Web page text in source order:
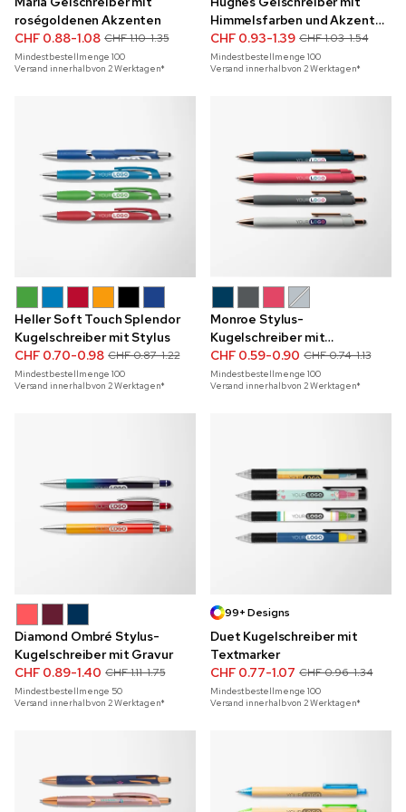
roségoldenen Akzenten
CHF 0.88-1.08 CHF 1.10-1.35
Mindestbestellmenge100
Versand innerhalb von 2 Werktagen*
Himmelsfarben und Akzenten
in Roségold
CHF 0.93-1.39 CHF 1.03-1.54
Mindestbestellmenge100
Versand innerhalb von 2 Werktagen*
Heller Soft Touch Splendor
Kugelschreiber mit Stylus
CHF 0.70-0.98 CHF 0.87-1.22
Mindestbestellmenge100
Versand innerhalb von 2 Werktagen*
Monroe Stylus-
Kugelschreiber mit
Vollfarbdruck und Akzenten
in Roségold
CHF 0.59-0.90 CHF 0.74-1.13
Mindestbestellmenge100
Versand innerhalb von 2 Werktagen*
Diamond Ombré Stylus-
Kugelschreiber mit Gravur
CHF 0.89-1.40 CHF 1.11-1.75
Mindestbestellmenge 50
Versand innerhalb von 2 Werktagen*
99+ Designs
Duet Kugelschreiber mit
Textmarker
CHF 0.77-1.07 CHF 0.96-1.34
Mindestbestellmenge100
Versand innerhalb von 2 Werktagen*